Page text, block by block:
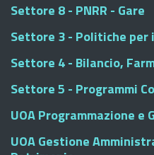
Settore 8 - PNRR - Gare
Settore 3 - Politiche per
Settore 4 - Bilancio,
Settore 5 - Programmi
UOA Programmazione e
UOA Gestione